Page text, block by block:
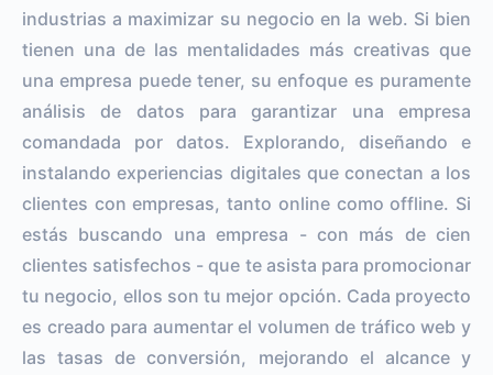
industrias a maximizar su negocio en la web. Si bien
tienen una de las mentalidades más creativas que
una empresa puede tener, su enfoque es puramente
análisis de datos para garantizar una empresa
comandada por datos. Explorando, diseñando e
instalando experiencias digitales que conectan a los
clientes con empresas, tanto online como offline. Si
estás buscando una empresa - con más de cien
clientes satisfechos - que te asista para promocionar
tu negocio, ellos son tu mejor opción. Cada proyecto
es creado para aumentar el volumen de tráfico web y
las tasas de conversión, mejorando el alcance y